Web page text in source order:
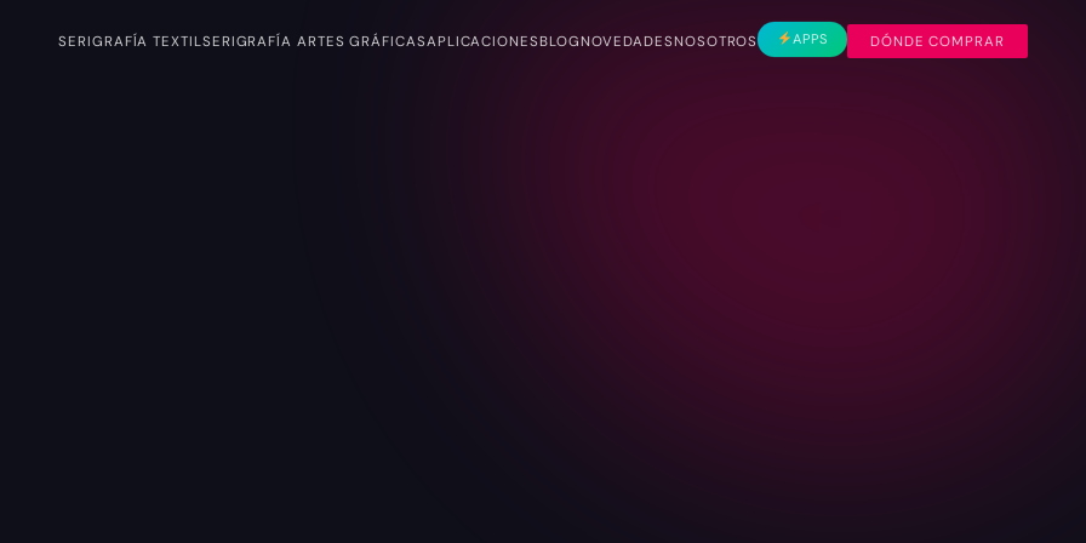
SERIGRAFÍA TEXTILSERIGRAFÍA ARTES GRÁFICASAPLICACIONESBLOGNOVEDADESNOSOTROS APPS DÓNDE COMPRAR